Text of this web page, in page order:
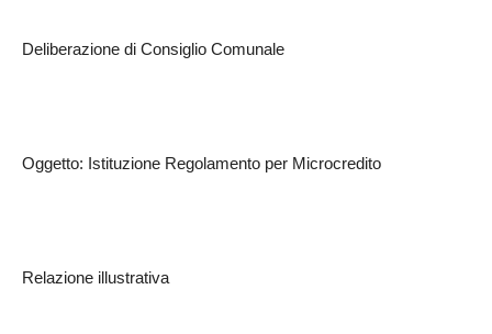
Deliberazione di Consiglio Comunale
Oggetto: Istituzione Regolamento per Microcredito
Relazione illustrativa